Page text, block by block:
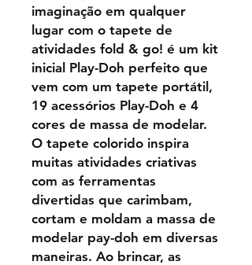
imaginação em qualquer
lugar com o tapete de
atividades fold & go! é um kit
inicial Play-Doh perfeito que
vem com um tapete portátil,
19 acessórios Play-Doh e 4
cores de massa de modelar.
O tapete colorido inspira
muitas atividades criativas
com as ferramentas
divertidas que carimbam,
cortam e moldam a massa de
modelar pay-doh em diversas
maneiras. Ao brincar, as